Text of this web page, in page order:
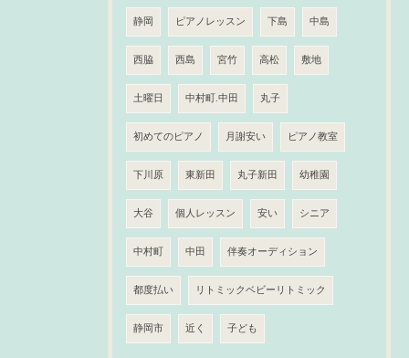
静岡 ピアノレッスン 下島 中島
西脇 西島 宮竹 高松 敷地
土曜日 中村町.中田 丸子
初めてのピアノ 月謝安い ピアノ教室
下川原 東新田 丸子新田 幼稚園
大谷 個人レッスン 安い シニア
中村町 中田 伴奏オーディション
都度払い リトミックベビーリトミック
静岡市 近く 子ども